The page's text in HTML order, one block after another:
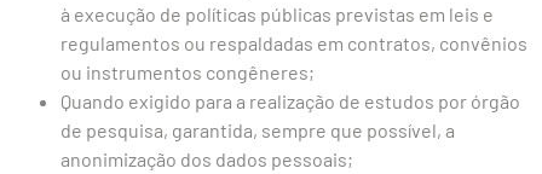
à execução de políticas públicas previstas em leis e
regulamentos ou respaldadas em contratos, convênios
ou instrumentos congêneres;
Quando exigido para a realização de estudos por órgão
de pesquisa, garantida, sempre que possível, a
anonimização dos dados pessoais;